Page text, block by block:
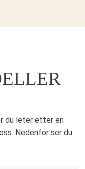
du leter etter en
Nedenfor ser du